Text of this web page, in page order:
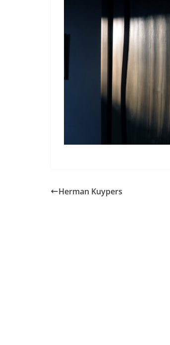
Herman Kuypers